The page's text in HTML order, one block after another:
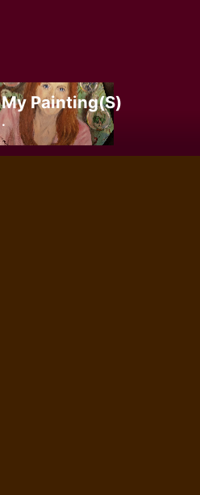
My Painting(s)
.